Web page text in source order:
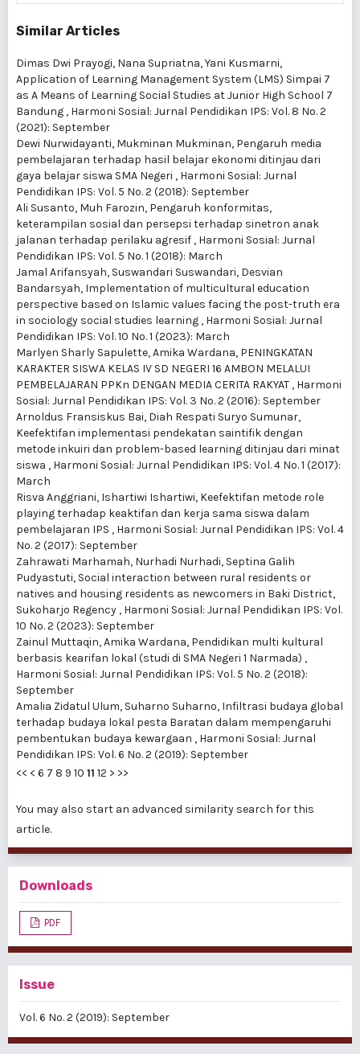
Similar Articles
Dimas Dwi Prayogi, Nana Supriatna, Yani Kusmarni,
Application of Learning Management System (LMS) Simpai 7
as A Means of Learning Social Studies at Junior High School 7
Bandung , Harmoni Sosial: Jurnal Pendidikan IPS: Vol. 8 No. 2
(2021): September
Dewi Nurwidayanti, Mukminan Mukminan, Pengaruh media
pembelajaran terhadap hasil belajar ekonomi ditinjau dari
gaya belajar siswa SMA Negeri , Harmoni Sosial: Jurnal
Pendidikan IPS: Vol. 5 No. 2 (2018): September
Ali Susanto, Muh Farozin, Pengaruh konformitas,
keterampilan sosial dan persepsi terhadap sinetron anak
jalanan terhadap perilaku agresif , Harmoni Sosial: Jurnal
Pendidikan IPS: Vol. 5 No. 1 (2018): March
Jamal Arifansyah, Suswandari Suswandari, Desvian
Bandarsyah, Implementation of multicultural education
perspective based on Islamic values facing the post-truth era
in sociology social studies learning , Harmoni Sosial: Jurnal
Pendidikan IPS: Vol. 10 No. 1 (2023): March
Marlyen Sharly Sapulette, Amika Wardana, PENINGKATAN
KARAKTER SISWA KELAS IV SD NEGERI 16 AMBON MELALUI
PEMBELAJARAN PPKn DENGAN MEDIA CERITA RAKYAT , Harmoni
Sosial: Jurnal Pendidikan IPS: Vol. 3 No. 2 (2016): September
Arnoldus Fransiskus Bai, Diah Respati Suryo Sumunar,
Keefektifan implementasi pendekatan saintifik dengan
metode inkuiri dan problem-based learning ditinjau dari minat
siswa , Harmoni Sosial: Jurnal Pendidikan IPS: Vol. 4 No. 1 (2017):
March
Risva Anggriani, Ishartiwi Ishartiwi, Keefektifan metode role
playing terhadap keaktifan dan kerja sama siswa dalam
pembelajaran IPS , Harmoni Sosial: Jurnal Pendidikan IPS: Vol. 4
No. 2 (2017): September
Zahrawati Marhamah, Nurhadi Nurhadi, Septina Galih
Pudyastuti, Social interaction between rural residents or
natives and housing residents as newcomers in Baki District,
Sukoharjo Regency , Harmoni Sosial: Jurnal Pendidikan IPS: Vol.
10 No. 2 (2023): September
Zainul Muttaqin, Amika Wardana, Pendidikan multi kultural
berbasis kearifan lokal (studi di SMA Negeri 1 Narmada) ,
Harmoni Sosial: Jurnal Pendidikan IPS: Vol. 5 No. 2 (2018):
September
Amalia Zidatul Ulum, Suharno Suharno, Infiltrasi budaya global
terhadap budaya lokal pesta Baratan dalam mempengaruhi
pembentukan budaya kewargaan , Harmoni Sosial: Jurnal
Pendidikan IPS: Vol. 6 No. 2 (2019): September
<< < 6 7 8 9 10 11 12 > >>
You may also start an advanced similarity search for this
article.
Downloads
PDF
Issue
Vol. 6 No. 2 (2019): September